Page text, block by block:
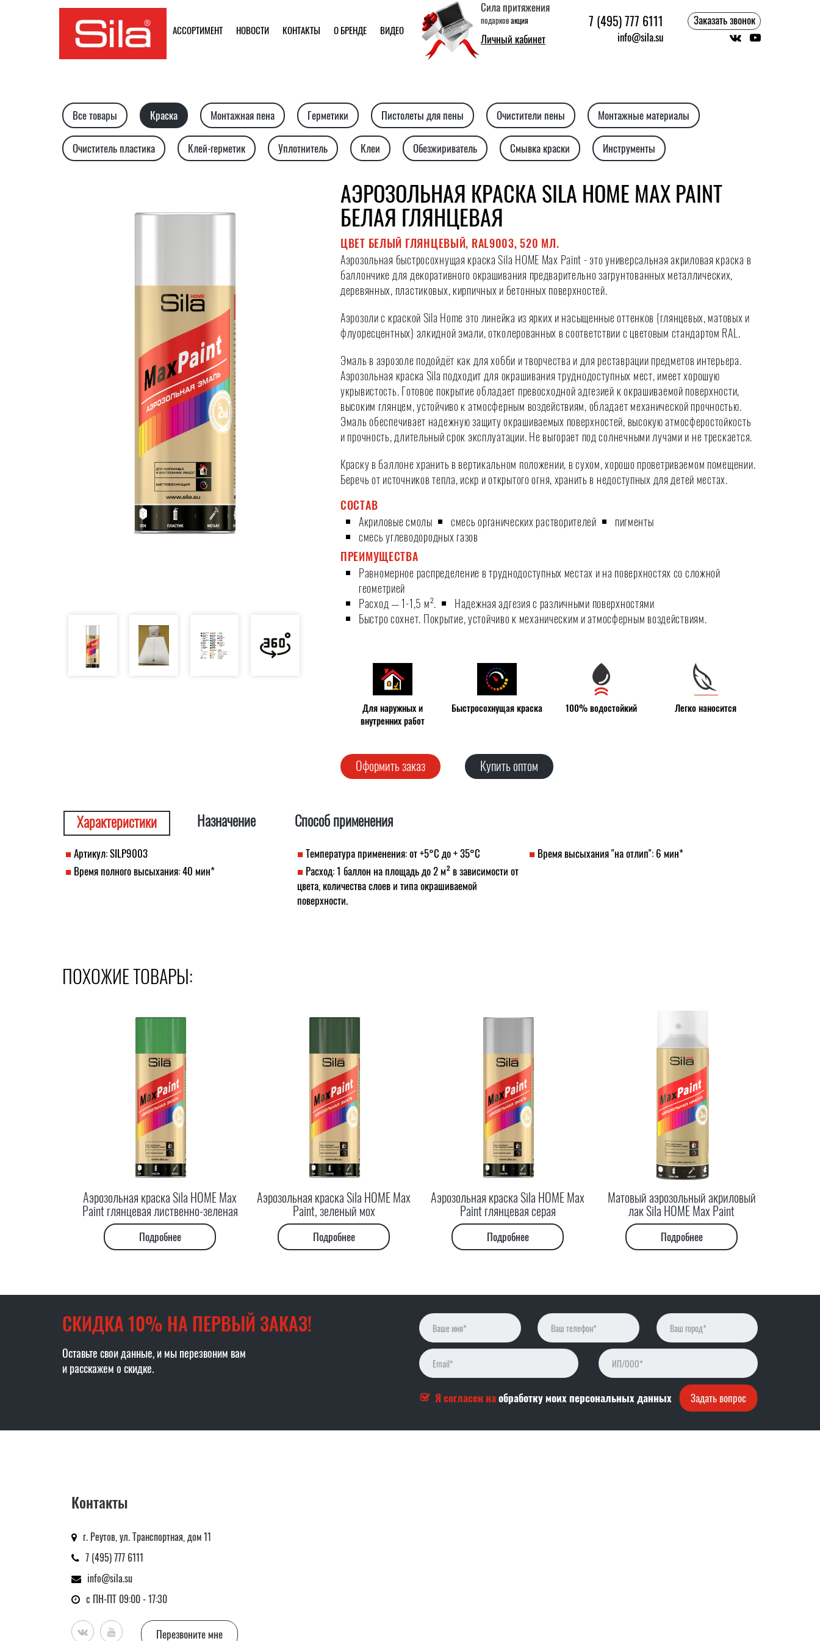
АССОРТИМЕНТ НОВОСТИ КОНТАКТЫ О БРЕНДЕ ВИДЕО
Сила притяжения
подарковакция
Личный кабинет
7 (495) 777 6111
info@sila.su
Заказать звонок
Все товары Краска Монтажная пена Герметики Пистолеты для пены Очистители пены Монтажные материалы
Очиститель пластика Клей-герметик Уплотнитель Клеи Обезжириватель Смывка краски Инструменты
АЭРОЗОЛЬНАЯ КРАСКА SILA HOME MAX PAINT
БЕЛАЯ ГЛЯНЦЕВАЯ
ЦВЕТ БЕЛЫЙ ГЛЯНЦЕВЫЙ, RAL9003, 520 МЛ.
Аэрозольная быстросохнущая краска Sila HOME Max Paint - это универсальная акриловая краска в
баллончике для декоративного окрашивания предварительно загрунтованных металлических,
деревянных, пластиковых, кирпичных и бетонных поверхностей.
Аэрозоли с краской Sila Home это линейка из ярких и насыщенные оттенков (глянцевых, матовых и
флуоресцентных) алкидной эмали, отколерованных в соответствии с цветовым стандартом RAL.
Эмаль в аэрозоле подойдёт как для хобби и творчества и для реставрации предметов интерьера.
Аэрозольная краска Sila подходит для окрашивания труднодоступных мест, имеет хорошую
укрывистость. Готовое покрытие обладает превосходной адгезией к окрашиваемой поверхности,
высоким глянцем, устойчиво к атмосферным воздействиям, обладает механической прочностью.
Эмаль обеспечивает надежную защиту окрашиваемых поверхностей, высокую атмосферостойкость
и прочность, длительный срок эксплуатации. Не выгорает под солнечными лучами и не трескается.
Краску в баллоне хранить в вертикальном положении, в сухом, хорошо проветриваемом помещении.
Беречь от источников тепла, искр и открытого огня, хранить в недоступных для детей местах.
СОСТАВ
Акриловые смолы
смесь органических растворителей
пигменты
смесь углеводородных газов
ПРЕИМУЩЕСТВА
Равномерное распределение в труднодоступных местах и на поверхностях со сложной
геометрией
Расход — 1-1,5 м².
Надежная адгезия с различными поверхностями
Быстро сохнет. Покрытие, устойчиво к механическим и атмосферным воздействиям.
Для наружных и
внутренних работ
Быстросохнущая краска 100% водостойкий Легко наносится
Оформить заказ Купить оптом
Характеристики Назначение Способ применения
Артикул: SILP9003 Температура применения: от +5°С до + 35°С
Время высыхания "на отлип": 6 мин*
Время полного высыхания: 40 мин*
Расход: 1 баллон на площадь до 2 м² в зависимости от
цвета, количества слоев и типа окрашиваемой
поверхности.
ПОХОЖИЕ ТОВАРЫ:
Аэрозольная краска Sila HOME Max
Paint глянцевая лиственно-зеленая
Подробнее
Аэрозольная краска Sila HOME Max
Paint, зеленый мох
Подробнее
Аэрозольная краска Sila HOME Max
Paint глянцевая серая
Подробнее
Матовый аэрозольный акриловый
лак Sila HOME Max Paint
Подробнее
СКИДКА 10% НА ПЕРВЫЙ ЗАКАЗ!
Оставьте свои данные, и мы перезвоним вам
и расскажем о скидке.
Я согласен наобработку моих персональных данных
Контакты
г. Реутов, ул. Транспортная, дом 11
7 (495) 777 6111
info@sila.su
с ПН-ПТ 09:00 - 17:30
Перезвоните мне